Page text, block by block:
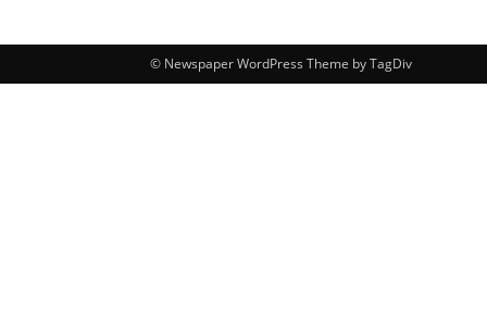
© Newspaper WordPress Theme by TagDiv